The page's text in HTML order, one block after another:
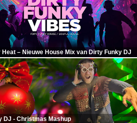
Heat – Nieuwe House Mix van Dirty Funky DJ
DJ - Christmas Mashup